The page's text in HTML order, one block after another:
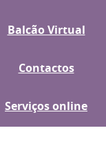
Balcão Virtual
Contactos
Serviços online